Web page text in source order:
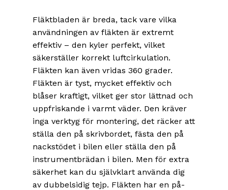
Fläktbladen är breda, tack vare vilka
användningen av fläkten är extremt
effektiv – den kyler perfekt, vilket
säkerställer korrekt luftcirkulation.
Fläkten kan även vridas 360 grader.
Fläkten är tyst, mycket effektiv och
blåser kraftigt, vilket ger stor lättnad och
uppfriskande i varmt väder. Den kräver
inga verktyg för montering, det räcker att
ställa den på skrivbordet, fästa den på
nackstödet i bilen eller ställa den på
instrumentbrädan i bilen. Men för extra
säkerhet kan du självklart använda dig
av dubbelsidig tejp. Fläkten har en på-